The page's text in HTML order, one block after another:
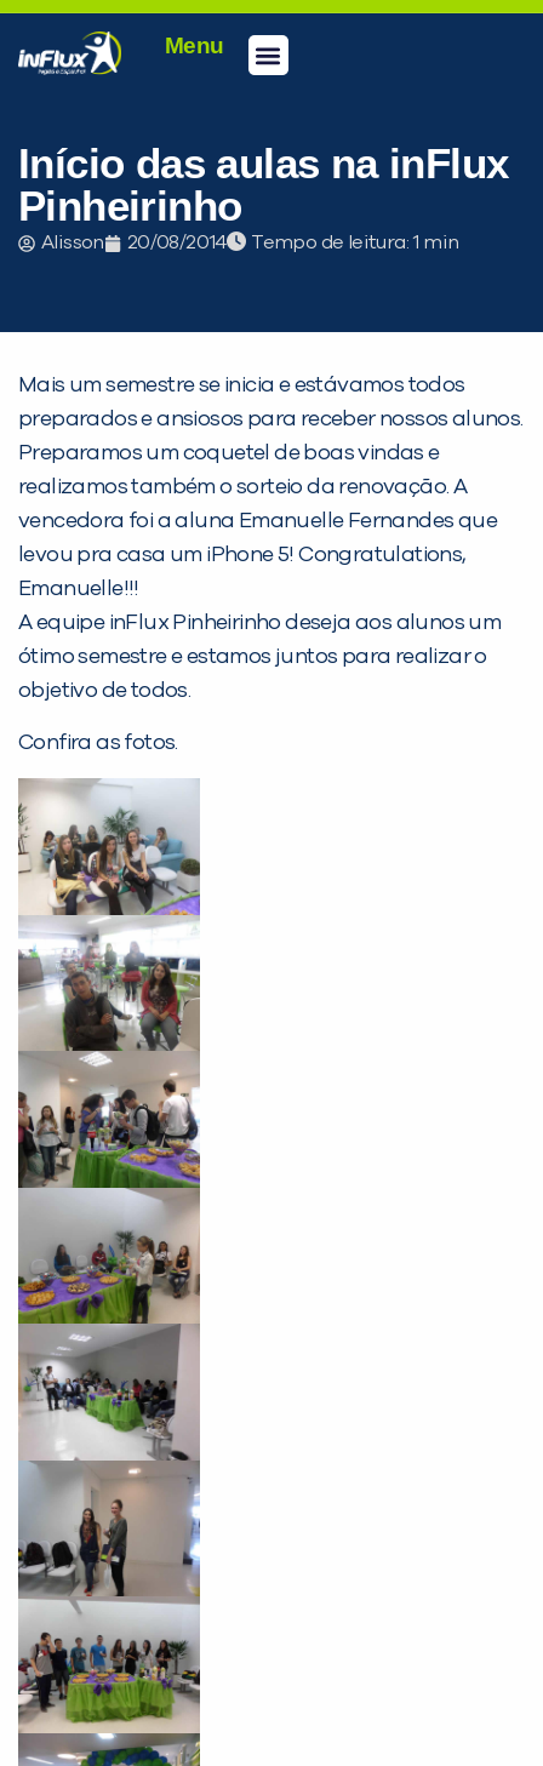
Menu
Início das aulas na inFlux
Pinheirinho
Alisson 20/08/2014 Tempo de leitura:
Mais um semestre se inicia e estávamos todos
preparados e ansiosos para receber nossos alunos.
Preparamos um coquetel de boas vindas e
realizamos também o sorteio da renovação. A
vencedora foi a aluna Emanuelle Fernandes que
levou pra casa um iPhone 5! Congratulations,
Emanuelle!!!
A equipe inFlux Pinheirinho deseja aos alunos um
ótimo semestre e estamos juntos para realizar o
objetivo de todos.
Confira as fotos.
PEÇA UMA DEMONSTRAÇÃO DE MÉTODO
Não encontramos nenhuma unidade
inFlux nesta cidade ou bairro que
Preencha com seus dados abaixo e
já vamos te colocar em contato
Você é aluno inFlux?
Sim
VOLTAR